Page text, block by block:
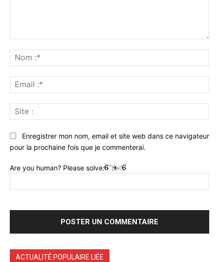
:*
:*
:
Enregistrer mon nom, email et site web dans ce navigateur
pour la prochaine fois que je commenterai.
Are you human? Please solve:
ACTUALITÉ POPULAIRE LIÉE